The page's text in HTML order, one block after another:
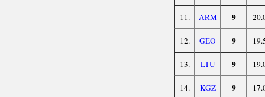
11. ARM 9
12. GEO 9
13. LTU 9
14. KGZ 9